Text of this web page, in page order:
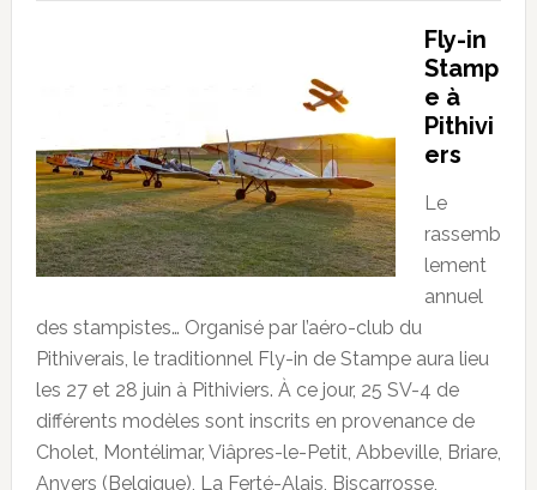
Fly-in
Stamp
e à
Pithivi
ers
Le
rassemb
lement
annuel
des stampistes… Organisé par l’aéro-club du
Pithiverais, le traditionnel Fly-in de Stampe aura lieu
les 27 et 28 juin à Pithiviers. À ce jour, 25 SV-4 de
différents modèles sont inscrits en provenance de
Cholet, Montélimar, Viâpres-le-Petit, Abbeville, Briare,
Anvers (Belgique), La Ferté-Alais, Biscarrosse,